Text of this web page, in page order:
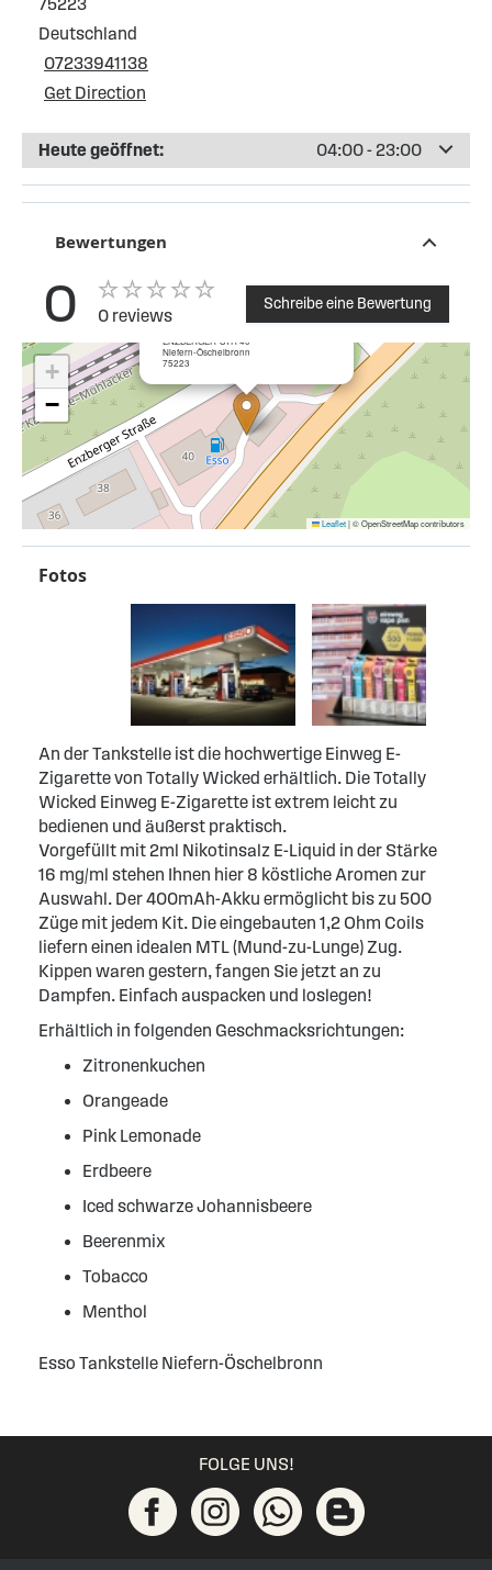
75223
Deutschland
07233941138
Get Direction
Heute geöffnet: 04:00 - 23:00
Bewertungen
0 0 reviews
Schreibe eine Bewertung
ENZBERGER-STR 40
Niefern-Öschelbronn
75223
×
+
−
Leaflet|© OpenStreetMap contributors
Fotos
An der Tankstelle ist die hochwertige Einweg E-
Zigarette von Totally Wicked erhältlich. Die Totally
Wicked Einweg E-Zigarette ist extrem leicht zu
bedienen und äußerst praktisch.
Vorgefüllt mit 2ml Nikotinsalz E-Liquid in der Stärke
16 mg/ml stehen Ihnen hier 8 köstliche Aromen zur
Auswahl. Der 400mAh-Akku ermöglicht bis zu 500
Züge mit jedem Kit. Die eingebauten 1,2 Ohm Coils
liefern einen idealen MTL (Mund-zu-Lunge) Zug.
Kippen waren gestern, fangen Sie jetzt an zu
Dampfen. Einfach auspacken und loslegen!
Erhältlich in folgenden Geschmacksrichtungen:
Zitronenkuchen
Orangeade
Pink Lemonade
Erdbeere
Iced schwarze Johannisbeere
Beerenmix
Tobacco
Menthol
Esso Tankstelle Niefern-Öschelbronn
FOLGE UNS!